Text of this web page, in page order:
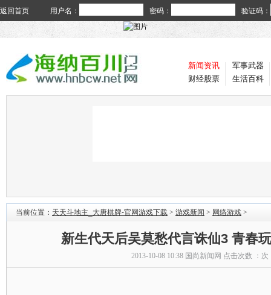
返回首页 用户名： 密码： 验证码：
新闻资讯
财经股票
军事武器
生活百科
当前位置： 天天斗地主_大唐棋牌-官网游戏下载 > 游戏新闻 > 网络游戏 >
新生代天后吴莫愁代言诛仙3 青春
2013-10-08 10:38 国尚新闻网 点击次数 ： 次